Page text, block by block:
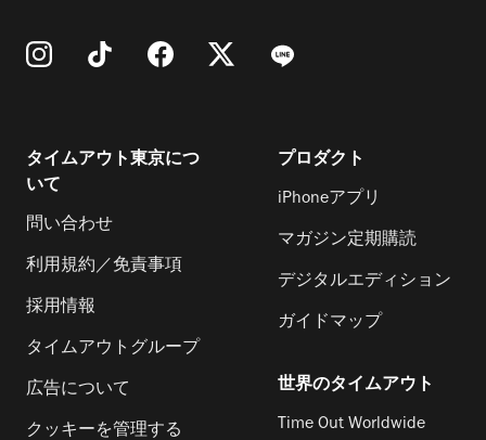
タイムアウト東京につ
いて
問い合わせ
利用規約／免責事項
採用情報
タイムアウトグループ
広告について
クッキーを管理する
プロダクト
iPhoneアプリ
マガジン定期購読
デジタルエディション
ガイドマップ
世界のタイムアウト
Time Out Worldwide